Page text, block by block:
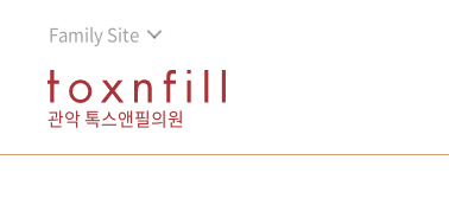
Family Site
관악 톡스앤필의원